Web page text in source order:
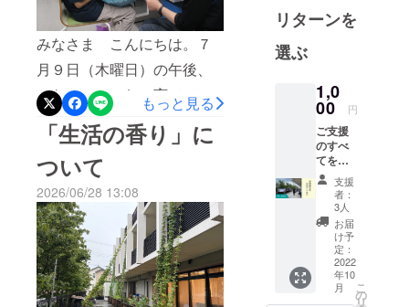
は、使い捨て社会への小さ
なアンチテーゼという意味
もあります。かみつぐ財団
に助成いただいた今年の養
蜂プロジェクトは、残念な
がらまったくうまくいきま
せんでした。来年の春に
は、自家採種したひまわり
の種をとらいふぁーむに蒔
きつつ、ご近所の方々にも
お裾分けして、ニホンミツ
バチを呼べたら素敵だなと
みなさま こんにちは。７
月９日（木曜日）の午後、
とらいふぁーむで育ててき
たホップの収穫を行いまし
た。そして本日、真空パッ
クして冷凍保存していた
ホップを、無事に醸造所へ
お届けしました。この光景
も、初夏のとらいふぁーむ
の風物詩となりました。
ホップの「毬花（まりば
もっと見る
「生活の香り」に
ついて
2026/06/28 13:08
フ」を組み
合わせた造
語です。
は「生活」
や「人生」
という意味
ですが、
「トライ」
には「３」
という意味
があります
「トライア
ングル」の
リターンを
選ぶ
1,0
00 円
ご支援
のすべ
てをと
らい
ふぁー
む事業
のため
に使わ
せてい
ただき
ます。
● お礼
支援
者：
3人
お届
け予
定：
2022
年10
月
こ
の
リ